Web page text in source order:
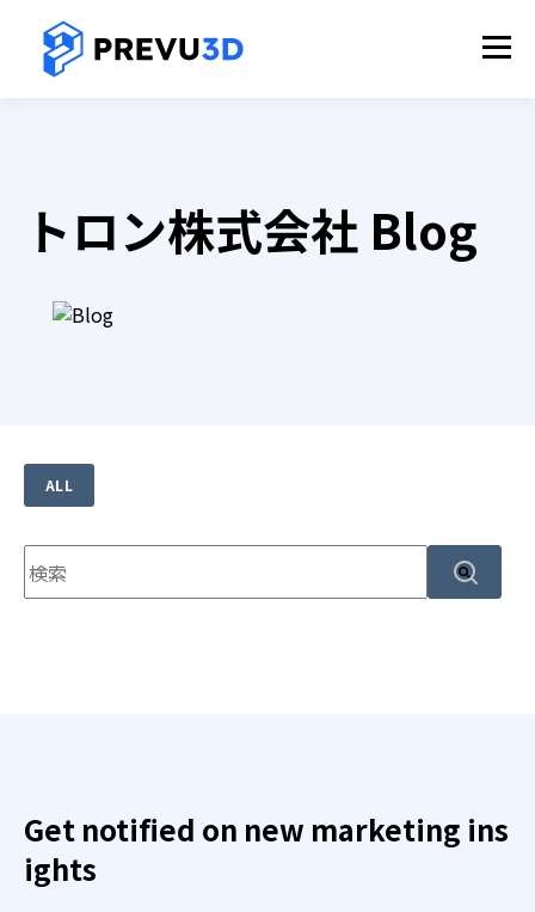
トロン株式会社 Blog
ALL
Get notified on new marketing ins
ights